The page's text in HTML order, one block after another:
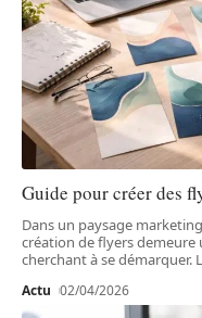
Guide pour créer des
Dans un paysage
création de flyers
cherchant à se démarquer.
Actu 02/04/2026